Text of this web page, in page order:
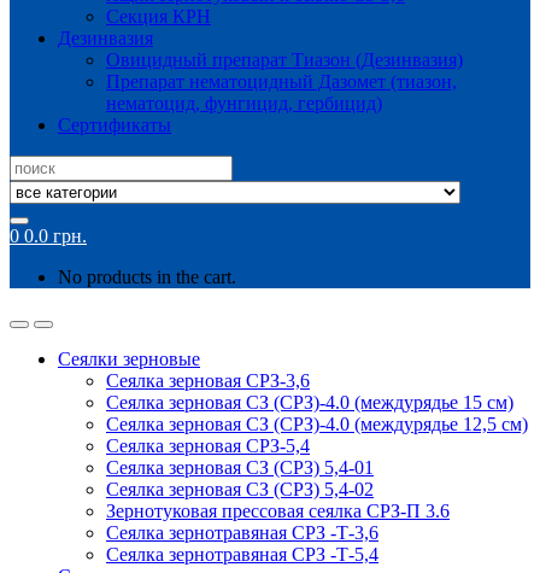
Секция КРН
Дезинвазия
Овицидный препарат Тиазон (Дезинвазия)
Препарат нематоцидный Дазомет (тиазон,
нематоцид, фунгицид, гербицид)
Сертификаты
Search
for:
0 0.0 грн.
No products in the cart.
Сеялки зерновые
Сеялка зерновая СРЗ-3,6
Сеялка зерновая СЗ (СРЗ)-4.0 (междурядье 15 см)
Сеялка зерновая СЗ (СРЗ)-4.0 (междурядье 12,5 см)
Сеялка зерновая СРЗ-5,4
Сеялка зерновая СЗ (СРЗ) 5,4-01
Сеялка зерновая СЗ (СРЗ) 5,4-02
Зернотуковая прессовая сеялка СРЗ-П 3.6
Сеялка зернотравяная СРЗ -Т-3,6
Сеялка зернотравяная СРЗ -Т-5,4